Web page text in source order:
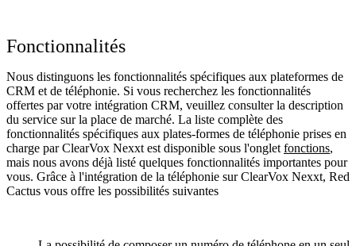
Fonctionnalités
Nous distinguons les fonctionnalités spécifiques aux plateformes de
CRM et de téléphonie. Si vous recherchez les fonctionnalités
offertes par votre intégration CRM, veuillez consulter la description
du service sur la place de marché. La liste complète des
fonctionnalités spécifiques aux plates-formes de téléphonie prises en
charge par ClearVox Nexxt est disponible sous l'onglet fonctions,
mais nous avons déjà listé quelques fonctionnalités importantes pour
vous. Grâce à l'intégration de la téléphonie sur ClearVox Nexxt, Red
Cactus vous offre les possibilités suivantes